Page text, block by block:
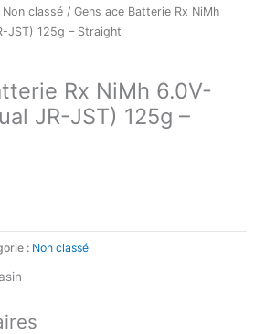
Non classé / Gens ace Batterie Rx NiMh
JST) 125g – Straight
Rx NiMh 6.0V-
JR-JST) 125g –
: Non classé